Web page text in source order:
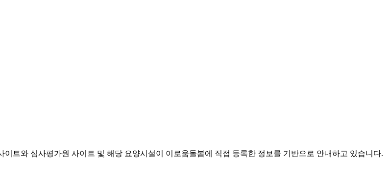
트와 심사평가원 사이트 및 해당 요양시설이 이로움돌봄에 직접 등록한 정보를 기반으로 안내하고 있습니다.